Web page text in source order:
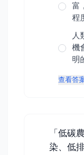
富
程
人
機
明
查看答
「低碳
染、低